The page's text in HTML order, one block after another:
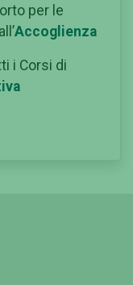
per le
Accoglienza
i Corsi di